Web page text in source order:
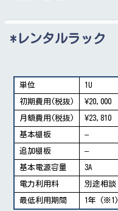
レンタルラック
単位 1U
初期費用(税抜) ¥20,000
月額費用(税抜) ¥23,810
基本棚板 –
追加棚板 –
基本電源容量 3A
電力利用料 別途相談
最低利用期間 1年 (※1)